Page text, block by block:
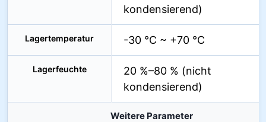
kondensierend)
Lagertemperatur -30 °C ~ +70 °C
Lagerfeuchte
20 %–80 % (nicht
kondensierend)
Weitere Parameter